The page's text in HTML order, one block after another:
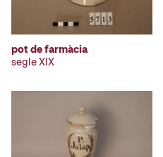
pot de farmàcia
segle XIX